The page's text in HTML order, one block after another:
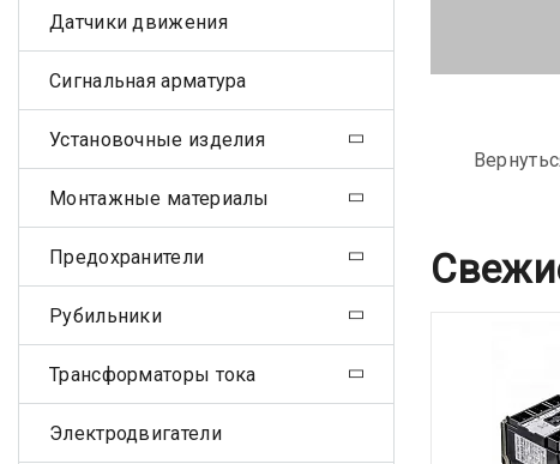
Датчики движения
Сигнальная арматура
Установочные изделия
Монтажные материалы
Предохранители
Рубильники
Трансформаторы тока
Электродвигатели